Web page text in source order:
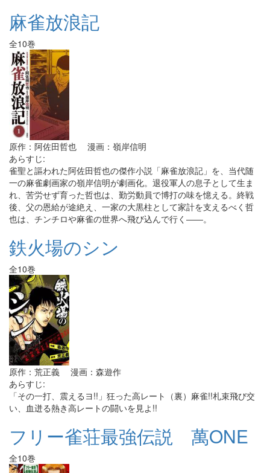
麻雀放浪記
全10巻
原作：阿佐田哲也 漫画：嶺岸信明
あらすじ:
雀聖と謳われた阿佐田哲也の傑作小説「麻雀放浪記」を、当代随
一の麻雀劇画家の嶺岸信明が劇画化。退役軍人の息子として生ま
れ、苦労せず育った哲也は、勤労動員で博打の味を憶える。終戦
後、父の恩給が途絶え、一家の大黒柱として家計を支えるべく哲
也は、チンチロや麻雀の世界へ飛び込んで行く――。
鉄火場のシン
全10巻
原作：荒正義 漫画：森遊作
あらすじ:
「その一打、震えるヨ!!」狂った高レート（裏）麻雀!!札束飛び交
い、血迸る熱き高レートの闘いを見よ!!
フリー雀荘最強伝説 萬ONE
全10巻